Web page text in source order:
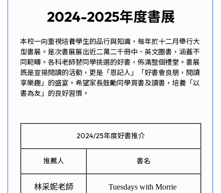
2024-2025年度書展
本校一向重視培養學生的品行與知識，每年於十二月舉行大
型書展。是次書展展出近二萬二千冊中、英文圖書，涵蓋不
同範疇。各科老師替同學挑選的好書，佈滿整個禮堂。書展
既是宣揚閱讀的活動，更是「恩記人」「好書會良朋，閱讀
享樂趣」的盛宴。希望家長鼓勵同學買書及讀書，培養「以
書為友」的良好習慣。
2024/25年度好書推介
推薦人 書名
林采妮老師 Tuesdays with Morrie